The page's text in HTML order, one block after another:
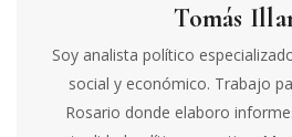
Tomás
Soy analista político
social y económico. Trabajo
Rosario donde elaboro